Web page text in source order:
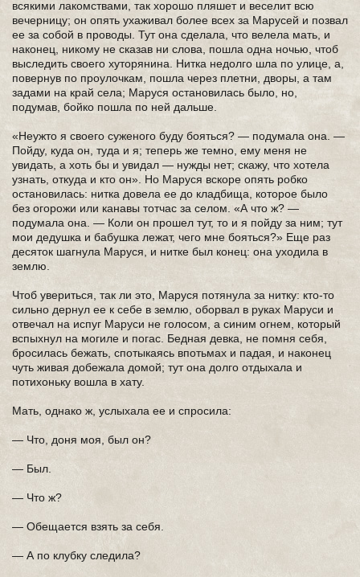
всякими лакомствами, так хорошо пляшет и веселит всю
вечерницу; он опять ухаживал более всех за Марусей и позвал
ее за собой в проводы. Тут она сделала, что велела мать, и
наконец, никому не сказав ни слова, пошла одна ночью, чтоб
выследить своего хуторянина. Нитка недолго шла по улице, а,
повернув по проулочкам, пошла через плетни, дворы, а там
задами на край села; Маруся остановилась было, но,
подумав, бойко пошла по ней дальше.
«Неужто я своего суженого буду бояться? — подумала она. —
Пойду, куда он, туда и я; теперь же темно, ему меня не
увидать, а хоть бы и увидал — нужды нет; скажу, что хотела
узнать, откуда и кто он». Но Маруся вскоре опять робко
остановилась: нитка довела ее до кладбища, которое было
без огорожи или канавы тотчас за селом. «А что ж? —
подумала она. — Коли он прошел тут, то и я пойду за ним; тут
мои дедушка и бабушка лежат, чего мне бояться?» Еще раз
десяток шагнула Маруся, и нитке был конец: она уходила в
землю.
Чтоб увериться, так ли это, Маруся потянула за нитку: кто-то
сильно дернул ее к себе в землю, оборвал в руках Маруси и
отвечал на испуг Маруси не голосом, а синим огнем, который
вспыхнул на могиле и погас. Бедная девка, не помня себя,
бросилась бежать, спотыкаясь впотьмах и падая, и наконец
чуть живая добежала домой; тут она долго отдыхала и
потихоньку вошла в хату.
Мать, однако ж, услыхала ее и спросила:
— Что, доня моя, был он?
— Был.
— Что ж?
— Обещается взять за себя.
— А по клубку следила?